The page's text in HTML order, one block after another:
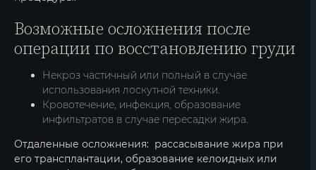
Возможные осложнения после
операции по восстановлению груди
Некроз частичный или полный в случае
использования лоскутной техники.
Кровотечение, инфекция, образование
инфильтратов в случае пересадки жира.
Отдаленные осложнения: рассасывание жира при
его трансплантации, образование келоидных или